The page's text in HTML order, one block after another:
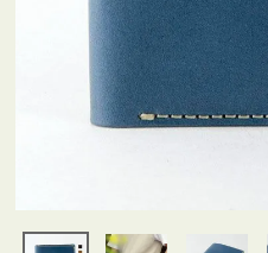
価格